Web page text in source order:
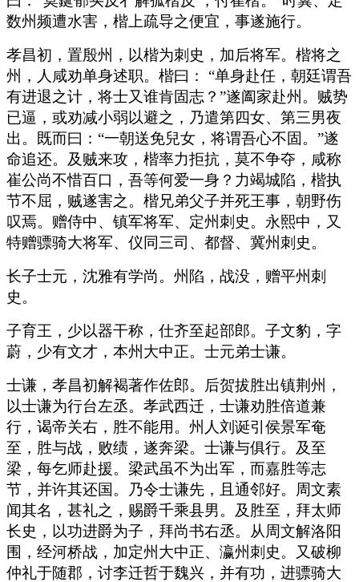
数州频遭水害，楷上疏导之便宜，事遂施行。
孝昌初，置殷州，以楷为刺史，加后将军。楷将之
州，人咸劝单身述职。楷曰： “单身赴任，朝廷谓吾
有进退之计，将士又谁肯固志？”遂阖家赴州。贼势
已逼，或劝减小弱以避之，乃遣第四女、第三男夜
出。既而曰：“一朝送免兒女，将谓吾心不固。”遂
命追还。及贼来攻，楷率力拒抗，莫不争夺，咸称
崔公尚不惜百口，吾等何爱一身？力竭城陷，楷执
节不屈，贼遂害之。楷兄弟父子并死王事，朝野伤
叹焉。赠侍中、镇军将军、定州刺史。永熙中，又
特赠骠骑大将军、仪同三司、都督、冀州刺史。
长子士元，沈雅有学尚。州陷，战没，赠平州刺
史。
子育王，少以器干称，仕齐至起部郎。子文豹，字
蔚，少有文才，本州大中正。士元弟士谦。
士谦，孝昌初解褐著作佐郎。后贺拔胜出镇荆州，
以士谦为行台左丞。孝武西迁，士谦劝胜倍道兼
行，谒帝关右，胜不能用。州人刘诞引侯景军奄
至，胜与战，败绩，遂奔梁。士谦与俱行。及至
梁，每乞师赴援。梁武虽不为出军，而嘉胜等志
节，并许其还国。乃令士谦先，且通邻好。周文素
闻其名，甚礼之，赐爵千乘县男。及胜至，拜太师
长史，以功进爵为子，拜尚书右丞。从周文解洛阳
围，经河桥战，加定州大中正、瀛州刺史。又破柳
仲礼于随郡，讨李迁哲于魏兴，并有功，进骠骑大